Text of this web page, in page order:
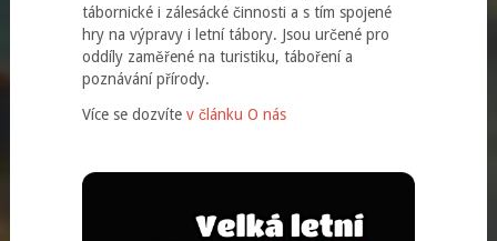
tábornické i zálesácké činnosti a s tím spojené
hry na výpravy i letní tábory. Jsou určené pro
oddíly zaměřené na turistiku, táboření a
poznávání přírody.
Více se dozvíte v článku O nás